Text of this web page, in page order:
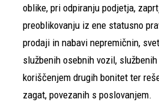
oblike, pri odpiranju podjetja,
preoblikovanju iz ene statusno
prodaji in nabavi nepremičnin,
službenih osebnih vozil,
koriščenjem drugih bonitet ter
zagat, povezanih s poslovanjem.